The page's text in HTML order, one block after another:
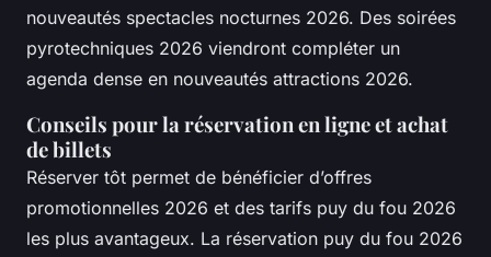
nouveautés spectacles nocturnes 2026. Des soirées
pyrotechniques 2026 viendront compléter un
agenda dense en nouveautés attractions 2026.
Conseils pour la réservation en ligne et achat
de billets
Réserver tôt permet de bénéficier d’offres
promotionnelles 2026 et des tarifs puy du fou 2026
les plus avantageux. La réservation puy du fou 2026